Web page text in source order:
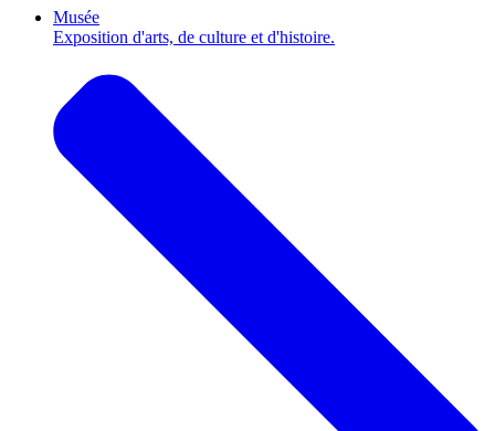
Musée
Exposition d'arts, de culture et d'histoire.